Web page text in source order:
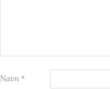
Navn *